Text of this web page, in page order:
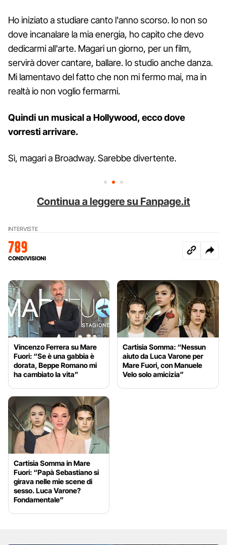
Ho iniziato a studiare canto l'anno scorso. Io non so
dove incanalare la mia energia, ho capito che devo
dedicarmi all'arte. Magari un giorno, per un film,
servirà dover cantare, ballare. Io studio anche danza.
Mi lamentavo del fatto che non mi fermo mai, ma in
realtà io non voglio fermarmi.
Quindi un musical a Hollywood, ecco dove
vorresti arrivare.
Sì, magari a Broadway. Sarebbe divertente.
Continua a leggere su Fanpage.it
INTERVISTE
789
CONDIVISIONI
Vincenzo Ferrera su Mare
Fuori: “Se è una gabbia è
dorata, Beppe Romano mi
ha cambiato la vita”
Cartisia Somma: “Nessun
aiuto da Luca Varone per
Mare Fuori, con Manuele
Velo solo amicizia”
Cartisia Somma in Mare
Fuori: “Papà Sebastiano si
girava nelle mie scene di
sesso. Luca Varone?
Fondamentale”